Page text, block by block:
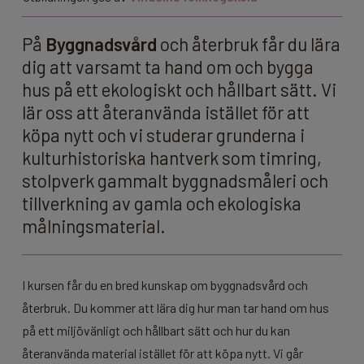
På Byggnadsvård och återbruk får du lära
dig att varsamt ta hand om och bygga
hus på ett ekologiskt och hållbart sätt. Vi
lär oss att återanvända istället för att
köpa nytt och vi studerar grunderna i
kulturhistoriska hantverk som timring,
stolpverk gammalt byggnadsmåleri och
tillverkning av gamla och ekologiska
målningsmaterial.
I kursen får du en bred kunskap om byggnadsvård och
återbruk. Du kommer att lära dig hur man tar hand om hus
på ett miljövänligt och hållbart sätt och hur du kan
återanvända material istället för att köpa nytt. Vi går